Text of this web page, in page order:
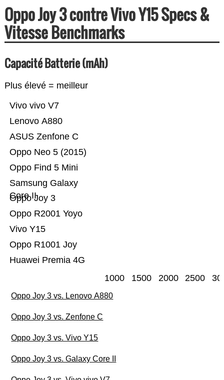
Oppo Joy 3 contre Vivo Y15 Specs &
Vitesse Benchmarks
Capacité Batterie (mAh)
Plus élevé = meilleur
Huawei Premia 4G
Oppo R1001 Joy
Vivo Y15
Oppo R2001 Yoyo
Oppo Joy 3
Samsung Galaxy
Core II
Oppo Find 5 Mini
Oppo Neo 5 (2015)
ASUS Zenfone C
Lenovo A880
Vivo vivo V7
1000 1500 2000 2500
Oppo Joy 3 vs. Lenovo A880
Oppo Joy 3 vs. Zenfone C
Oppo Joy 3 vs. Vivo Y15
Oppo Joy 3 vs. Galaxy Core II